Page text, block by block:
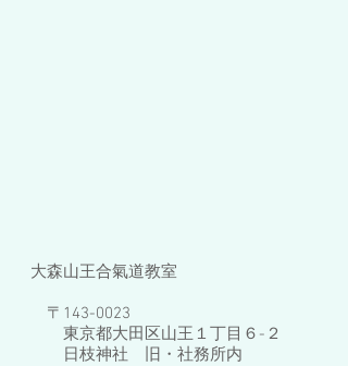
大森山王合氣道教室
〒143-0023
東京都大田区山王１丁目６-２
日枝神社 旧・社務所内